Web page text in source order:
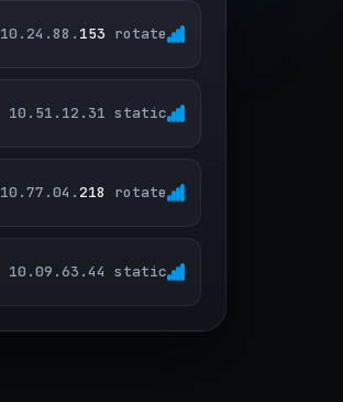
10.24.88. 181 rotate
10.51.12.31 static
10.77.04.218 rotate
10.09.63.44 static